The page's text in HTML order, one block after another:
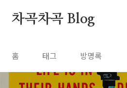
차곡차곡 Blog
홈 태그 방명록